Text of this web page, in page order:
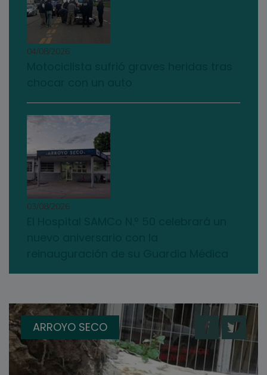
04/08/2026
03/08/2026
ARROYO SECO